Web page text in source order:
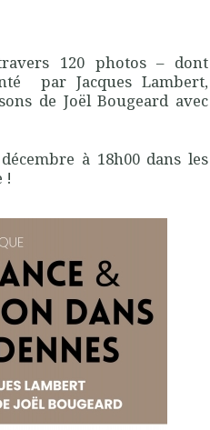
120 photos – dont
par Jacques Lambert,
de Joël Bougeard avec
à 18h00 dans les
!